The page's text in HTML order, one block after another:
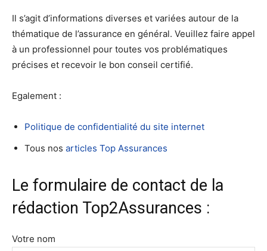
Il s’agit d’informations diverses et variées autour de la
thématique de l’assurance en général. Veuillez faire appel
à un professionnel pour toutes vos problématiques
précises et recevoir le bon conseil certifié.
Egalement :
Politique de confidentialité du site internet
Tous nos articles Top Assurances
Le formulaire de contact de la
rédaction Top2Assurances :
Votre nom